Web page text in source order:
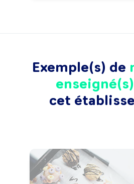
Exemple(s) de
enseigné(s)
cet